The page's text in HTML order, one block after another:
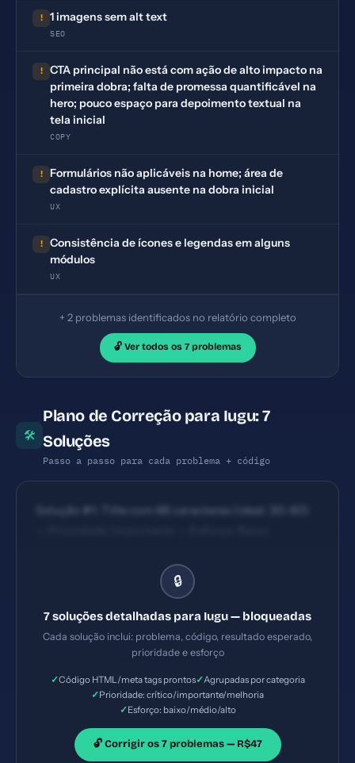
! 1 imagens sem alt text
SEO
!
CTA principal não está com ação de alto impacto na
primeira dobra; falta de promessa quantificável na
hero; pouco espaço para depoimento textual na
tela inicial
COPY
!
Formulários não aplicáveis na home; área de
cadastro explícita ausente na dobra inicial
UX
!
Consistência de ícones e legendas em alguns
módulos
UX
+ 2 problemas identificados no relatório completo
🔓 Ver todos os 7 problemas
🛠
Plano de Correção para Iugu: 7
Soluções
Passo a passo para cada problema + código
Solução #1: Title com 66 caracteres (ideal: 30-60)
🔒
7 soluções detalhadas para Iugu — bloqueadas
Cada solução inclui: problema, código, resultado esperado,
prioridade e esforço
✓Código HTML/meta tags prontos✓Agrupadas por categoria
✓Prioridade: crítico/importante/melhoria
✓Esforço: baixo/médio/alto
🔓 Corrigir os 7 problemas — R$47